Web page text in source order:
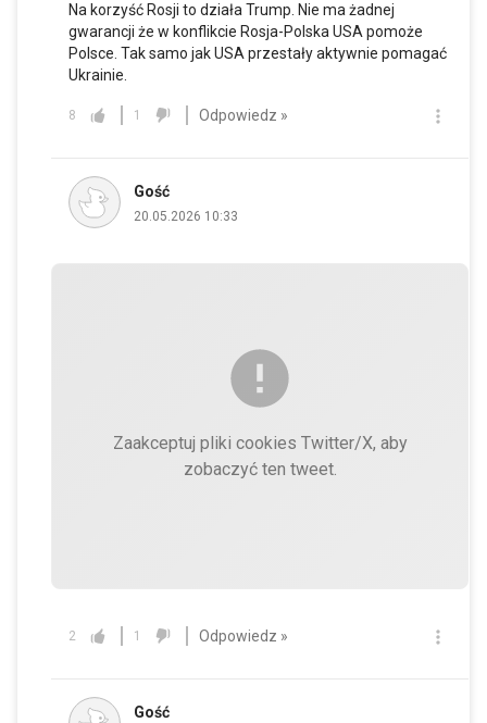
Na korzyść Rosji to działa Trump. Nie ma żadnej
gwarancji że w konflikcie Rosja-Polska USA pomoże
Polsce. Tak samo jak USA przestały aktywnie pomagać
Ukrainie.
8 1 Odpowiedz »
Gość
20.05.2026 10:33
Zaakceptuj pliki cookies Twitter/X, aby
zobaczyć ten tweet.
2 1 Odpowiedz »
Gość